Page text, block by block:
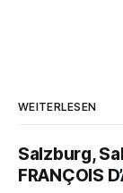
WEITERLESEN
Salzburg,
FRANÇOIS